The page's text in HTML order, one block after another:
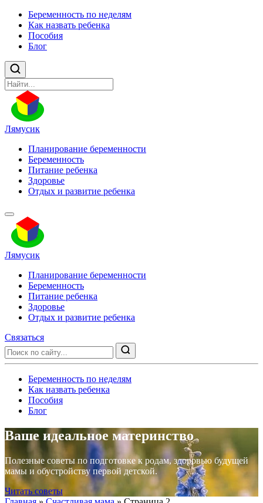
Беременность по неделям
Как назвать ребенка
Пособия
Блог
Лямусик
Планирование беременности
Беременность
Питание ребенка
Здоровье
Отдых и развитие ребенка
Лямусик
Планирование беременности
Беременность
Питание ребенка
Здоровье
Отдых и развитие ребенка
Связаться
Беременность по неделям
Как назвать ребенка
Пособия
Блог
Ваше идеальное материнство
Полезные советы по подготовке к родам, здоровью будущей
мамы и обустройству первой детской.
Читать советы